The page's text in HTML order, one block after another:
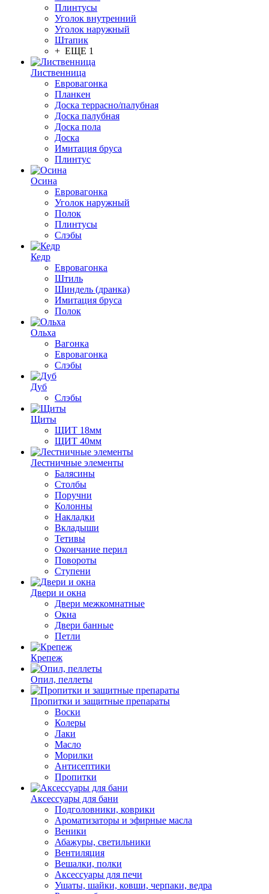
Плинтусы
Уголок внутренний
Уголок наружный
Штапик
+ ЕЩЕ 1
Лиственница
Евровагонка
Планкен
Доска террасно/палубная
Доска палубная
Доска пола
Доска
Имитация бруса
Плинтус
Осина
Евровагонка
Уголок наружный
Полок
Плинтусы
Слэбы
Кедр
Евровагонка
Штиль
Шиндель (дранка)
Имитация бруса
Полок
Ольха
Вагонка
Евровагонка
Слэбы
Дуб
Слэбы
Щиты
ЩИТ 18мм
ЩИТ 40мм
Лестничные элементы
Балясины
Столбы
Поручни
Колонны
Накладки
Вкладыши
Тетивы
Окончание перил
Повороты
Ступени
Двери и окна
Двери межкомнатные
Окна
Двери банные
Петли
Крепеж
Опил, пеллеты
Пропитки и защитные препараты
Воски
Колеры
Лаки
Масло
Морилки
Антисептики
Пропитки
Аксессуары для бани
Подголовники, коврики
Ароматизаторы и эфирные масла
Веники
Абажуры, светильники
Вентиляция
Вешалки, полки
Аксессуары для печи
Ушаты, шайки, ковши, черпаки, ведра